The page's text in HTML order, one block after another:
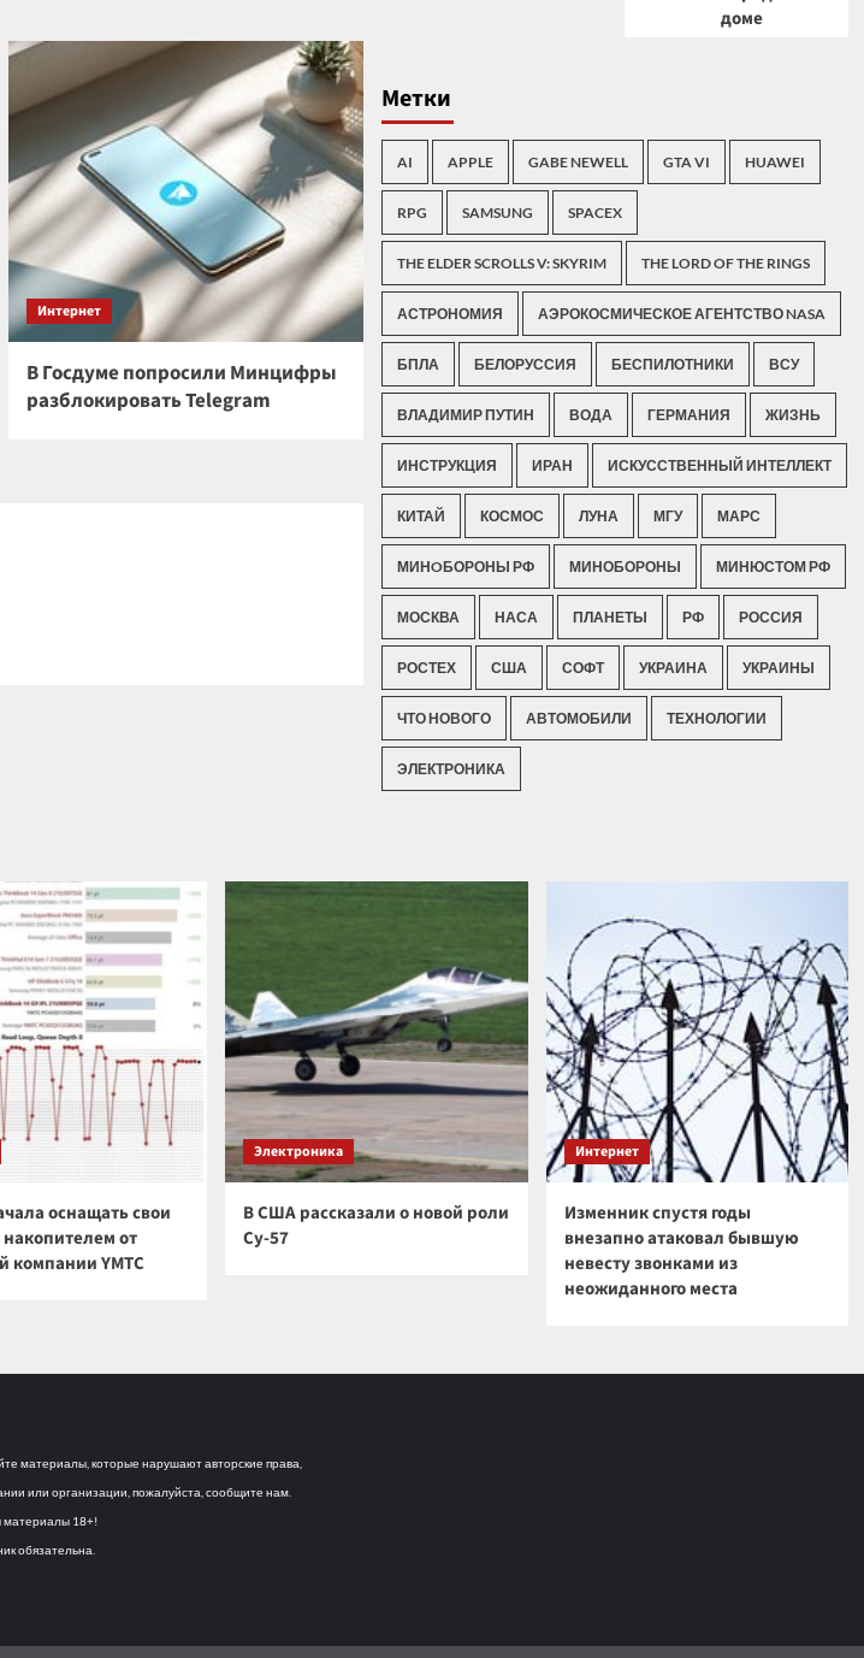
Интернет
В Госдуме попросили Минцифры
разблокировать Telegram
доме
Метки
AI APPLE GABE NEWELL GTA VI HUAWEI
RPG SAMSUNG SPACEX
THE ELDER SCROLLS V: SKYRIM THE LORD OF THE RINGS
АСТРОНОМИЯ АЭРОКОСМИЧЕСКОЕ АГЕНТСТВО NASA
БПЛА БЕЛОРУССИЯ БЕСПИЛОТНИКИ ВСУ
ВЛАДИМИР ПУТИН ВОДА ГЕРМАНИЯ ЖИЗНЬ
ИНСТРУКЦИЯ ИРАН ИСКУССТВЕННЫЙ ИНТЕЛЛЕКТ
КИТАЙ КОСМОС ЛУНА МГУ МАРС
МИНOБОРОНЫ РФ МИНОБОРОНЫ МИНЮСТОМ РФ
МОСКВА НАСА ПЛАНЕТЫ РФ РОССИЯ
РОСТЕХ США СОФТ УКРАИНА УКРАИНЫ
ЧТО НОВОГО АВТОМОБИЛИ ТЕХНОЛОГИИ
ЭЛЕКТРОНИКА
оснащать свои
от
компании YMTC
Электроника
В США рассказали о новой роли
Су-57
Интернет
Изменник спустя годы
внезапно атаковал бывшую
невесту звонками из
неожиданного места
материалы, которые нарушают авторские права,
или организации, пожалуйста, сообщите нам.
материалы 18+!
обязательна.